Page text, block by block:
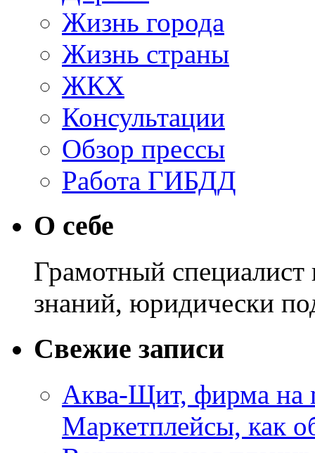
Жизнь города
Жизнь страны
ЖКХ
Консультации
Обзор прессы
Работа ГИБДД
О себе
Грамотный специалист
знаний, юридически
Свежие записи
Аква-Щит, фирма на
Маркетплейсы, как